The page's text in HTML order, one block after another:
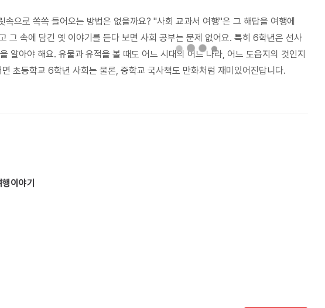
으로 쏙쏙 들어오는 방법은 없을까요? "사회 교과서 여행"은 그 해답을 여행에
그 속에 담긴 옛 이야기를 듣다 보면 사회 공부는 문제 없어요. 특히 6학년은 선사
알아야 해요. 유물과 유적을 볼 때도 어느 시대의 어느 나라, 어느 도읍지의 것인지
초등학교 6학년 사회는 물론, 중학교 국사책도 만화처럼 재미있어진답니다.
행이야기